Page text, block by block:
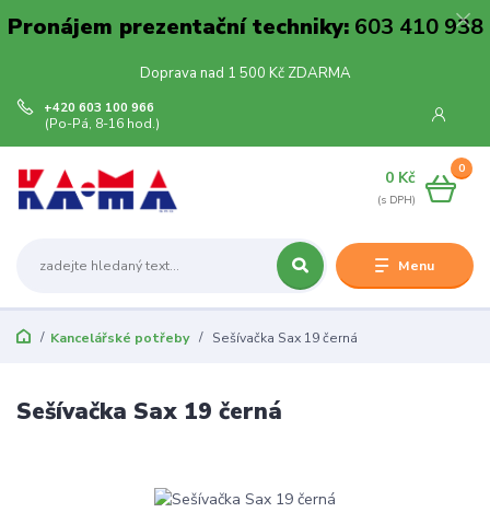
Pronájem prezentační techniky:603 410 938
Doprava nad 1 500 Kč ZDARMA
Menu
+420 603 100 966
(Po-Pá, 8-16 hod.)
0
0 Kč
Kancelářské potřeby Sešívačka Sax 19 černá
Sešívačka Sax 19 černá